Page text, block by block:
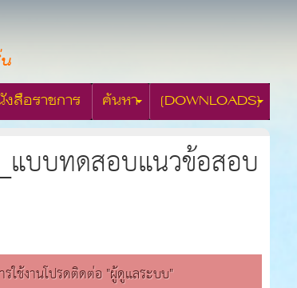
สือราชการ ค้นหา [DOWNLOADS]
แบบทดสอบแนวข้อสอบ
ใช้งานโปรดติดต่อ "ผู้ดูแลระบบ"